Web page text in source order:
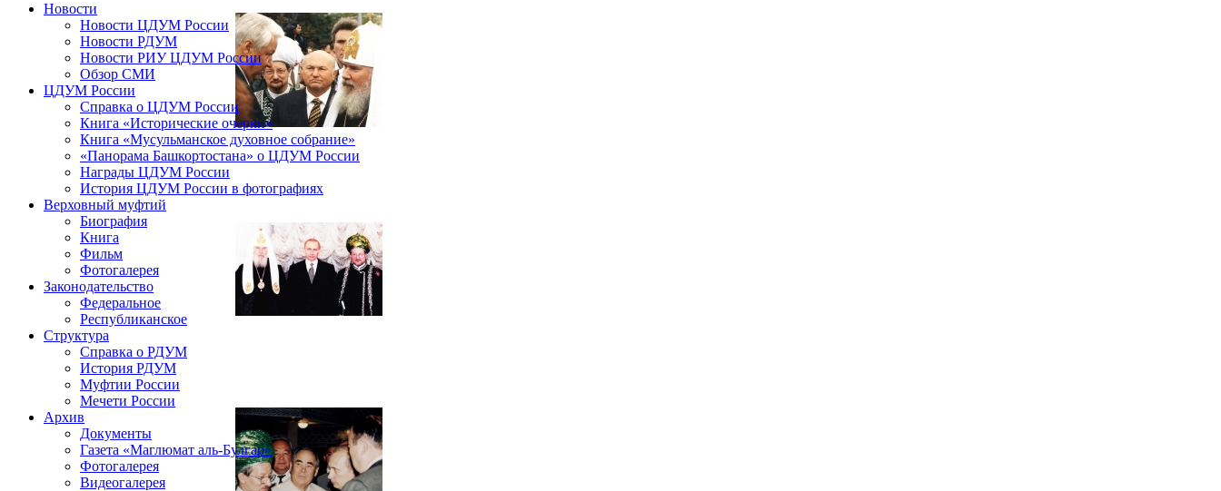
Новости
Новости ЦДУМ России
Новости РДУМ
Новости РИУ ЦДУМ России
Обзор СМИ
ЦДУМ России
Справка о ЦДУМ России
Книга «Исторические очерки»
Книга «Мусульманское духовное собрание»
«Панорама Башкортостана» о ЦДУМ России
Награды ЦДУМ России
История ЦДУМ России в фотографиях
Верховный муфтий
Биография
Книга
Фильм
Фотогалерея
Законодательство
Федеральное
Республиканское
Структура
Справка о РДУМ
История РДУМ
Муфтии России
Мечети России
Архив
Документы
Газета «Маглюмат аль-Булгар»
Фотогалерея
Видеогалерея